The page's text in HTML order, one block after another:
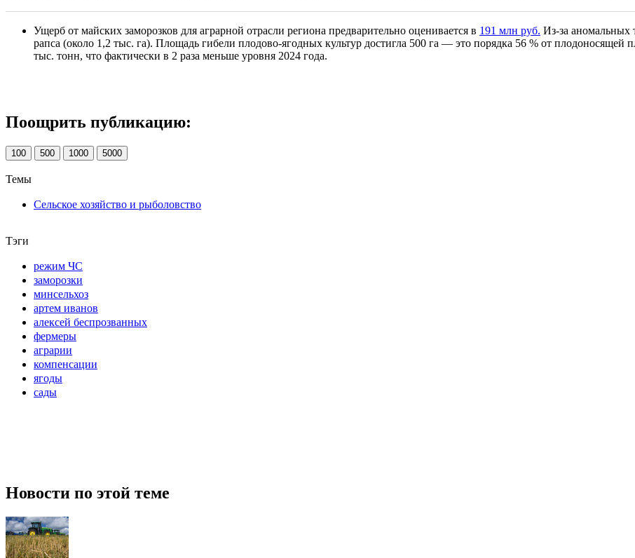
Ущерб от майских заморозков для аграрной отрасли региона предварительно оценивается в 191 млн руб. Из-за аномальных
рапса (около 1,2 тыс. га). Площадь гибели плодово-ягодных культур достигла 500 га — это порядка 56 % от
тыс. тонн, что фактически в 2 раза меньше уровня 2024 года.
Поощрить публикацию:
100 500 1000 5000
Темы
Сельское хозяйство и рыболовство
Тэги
режим ЧС
заморозки
минсельхоз
артем иванов
алексей беспрозванных
фермеры
аграрии
компенсации
ягоды
сады
Новости по этой теме